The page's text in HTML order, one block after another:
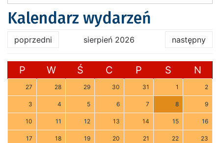
Kalendarz wydarzeń
poprzedni sierpień 2026 następny
P W Ś C P S N
27 28 29 30 31 1 2
3 4 5 6 7 8 9
10 11 12 13 14 15 16
17 18 19 20 21 22 23